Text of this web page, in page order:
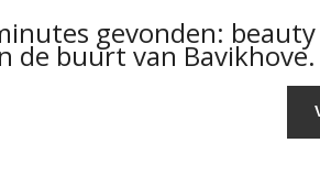
gevonden:
de buurt van Bavikhove.